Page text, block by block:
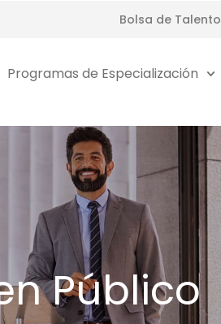
Bolsa de Talento
Programas de Especialización
Público